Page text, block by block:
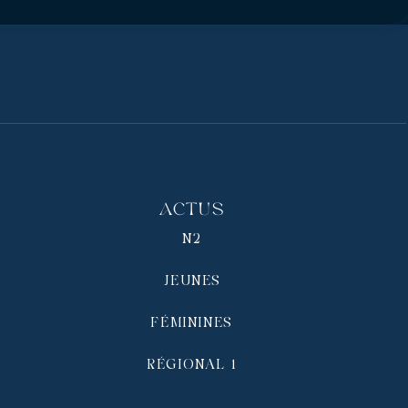
Actus
N2
JEUNES
FÉMININES
RÉGIONAL 1